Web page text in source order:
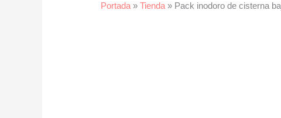
Portada »Tienda » Pack inodoro de cisterna